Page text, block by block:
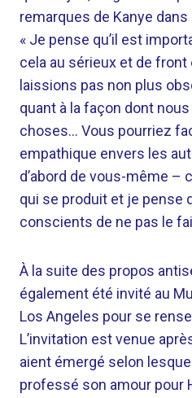
remarques de Kanye
« Je pense qu’il est
cela au sérieux et de front
laissions pas non plus
quant à la façon dont
choses… Vous pourriez
empathique envers les
d’abord de vous-même –
qui se produit et je pense
conscients de ne pas le
À la suite des propos
également été invité au
Los Angeles pour se
L’invitation est venue
aient émergé selon
professé son amour pour